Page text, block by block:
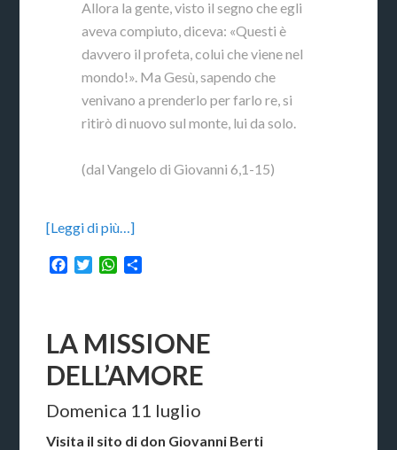
Allora la gente, visto il segno che egli
aveva compiuto, diceva: «Questi è
davvero il profeta, colui che viene nel
mondo!». Ma Gesù, sapendo che
venivano a prenderlo per farlo re, si
ritirò di nuovo sul monte, lui da solo.
(dal Vangelo di Giovanni 6,1-15)
[Leggi di più…]
Facebook
TwitterWhatsApp
LA MISSIONE
DELL’AMORE
Domenica 11 luglio
Visita il sito di don Giovanni Berti